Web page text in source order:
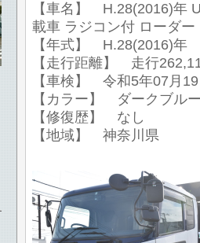
【車名】 H.28(2016)年
載車 ラジコン付 ローダー
【年式】 H.28(2016)年
【走行距離】 走行
【車検】 令和5年07月
【カラー】 ダークブル
【修復歴】 なし
【地域】 神奈川県